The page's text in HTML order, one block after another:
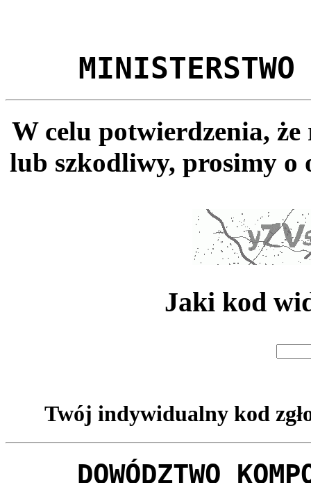
MINISTERSTWO
W celu potwierdzenia,
lub szkodliwy, prosimy o
Jaki kod
Twój indywidualny kod
DOWÓDZTWO